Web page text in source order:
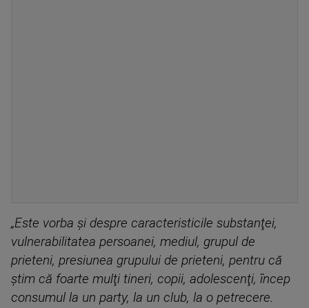
„Este vorba şi despre caracteristicile substanţei,
vulnerabilitatea persoanei, mediul, grupul de
prieteni, presiunea grupului de prieteni, pentru că
ştim că foarte mulţi tineri, copii, adolescenţi, încep
consumul la un party, la un club, la o petrecere.